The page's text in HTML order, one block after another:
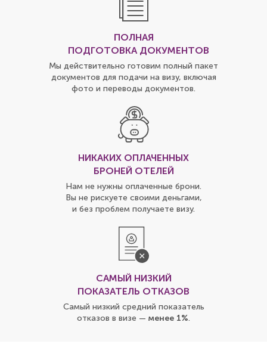
ПОЛНАЯ
ПОДГОТОВКА ДОКУМЕНТОВ
Мы действительно готовим полный пакет
документов для подачи на визу, включая
фото и переводы документов.
НИКАКИХ ОПЛАЧЕННЫХ
БРОНЕЙ ОТЕЛЕЙ
Нам не нужны оплаченные брони.
Вы не рискуете своими деньгами,
и без проблем получаете визу.
САМЫЙ НИЗКИЙ
ПОКАЗАТЕЛЬ ОТКАЗОВ
Самый низкий средний показатель
отказов в визе — менее 1%.